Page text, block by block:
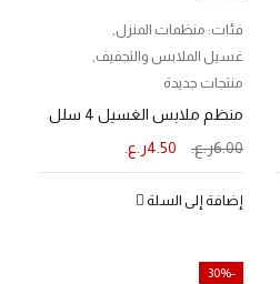
فئات: منظمات المنزل,
غسيل الملابس والتجفيف,
منتجات جديدة
منظم ملابس الغسيل 4 سلل
6.00ر.ع. 4.50ر.ع.
إضافة إلى السلة
-30%